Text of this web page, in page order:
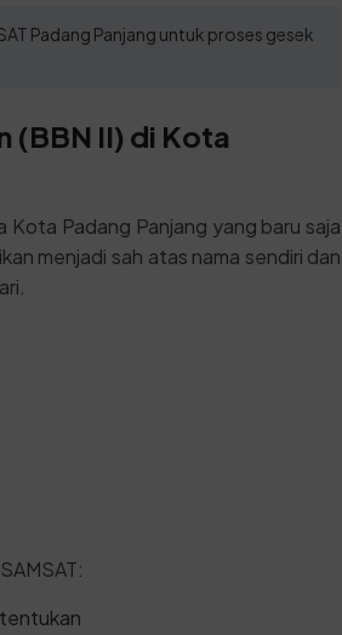
Padang Panjang untuk proses gesek
(BBN II) di Kota
Padang Panjang yang baru saja
menjadi sah atas nama sendiri dan